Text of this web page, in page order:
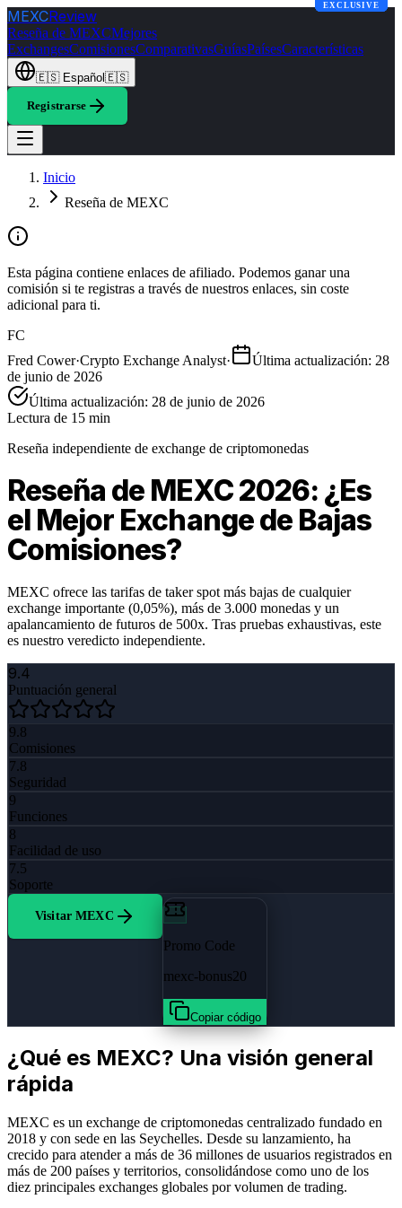
MEXCReview
Reseña de MEXCMejores
ExchangesComisionesComparativasGuíasPaísesCaracterísticas
🇪🇸 Español 🇪🇸
Registrarse
Inicio
Reseña de MEXC
Esta página contiene enlaces de afiliado. Podemos ganar una
comisión si te registras a través de nuestros enlaces, sin coste
adicional para ti.
FC
Fred Cower·Crypto Exchange Analyst· Última actualización: 28
de junio de 2026
Última actualización: 28 de junio de 2026
Lectura de 15 min
Reseña independiente de exchange de criptomonedas
Reseña de MEXC 2026: ¿Es
el Mejor Exchange de Bajas
Comisiones?
MEXC ofrece las tarifas de taker spot más bajas de cualquier
exchange importante (0,05%), más de 3.000 monedas y un
apalancamiento de futuros de 500x. Tras pruebas exhaustivas, este
es nuestro veredicto independiente.
9.4
Puntuación general
9.8
Comisiones
7.8
Seguridad
9
Funciones
8
Facilidad de uso
7.5
Soporte
Visitar MEXC
EXCLUSIVE
Promo Code
mexc-bonus20
Copiar código
¿Qué es MEXC? Una visión general
rápida
MEXC es un exchange de criptomonedas centralizado fundado en
2018 y con sede en las Seychelles. Desde su lanzamiento, ha
crecido para atender a más de 36 millones de usuarios registrados en
más de 200 países y territorios, consolidándose como uno de los
diez principales exchanges globales por volumen de trading.
EXCLUSIVE
EXCLUSIVE
EXCLUSIVE